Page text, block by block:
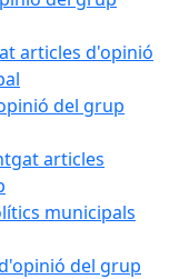
articles d'opinió
del grup
articles
municipals
del grup